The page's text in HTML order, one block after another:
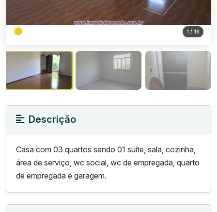
1 / 16
Descrição
Casa com 03 quartos sendo 01 suíte, sala, cozinha,
área de serviço, wc social, wc de empregada, quarto
de empregada e garagem.